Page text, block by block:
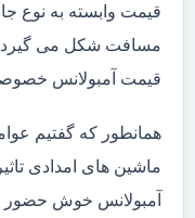
قیمت وابسته به نوع
مسافت شکل می گیرد
قیمت آمبولانس
همانطور که گفتیم
ماشین های امدادی
آمبولانس خوش حضور